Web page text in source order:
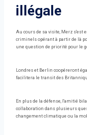
illégale
Au cours de sa visite, Merz s'est
criminels opérant à partir de là
une question de priorité pour le
Londres et Berlin coopéreront
facilitera le transit des
En plus de la défense, l'amitié
collaboration dans plusieurs
changement climatique ou la